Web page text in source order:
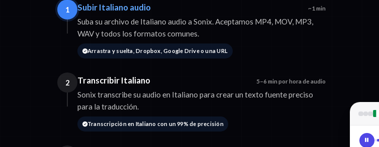
1 Subir Italiano audio ~1 min
Suba su archivo de Italiano audio a Sonix. Aceptamos MP4, MOV, MP3,
WAV y todos los formatos comunes.
Arrastra y suelta, Dropbox, Google Drive o una URL
2 Transcribir Italiano 5–6 min por hora de audio
Sonix transcribe su audio en Italiano para crear un texto fuente preciso
para la traducción.
Transcripción en Italiano con un 99% de precisión